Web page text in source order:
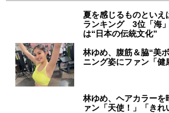
夏を感じるものとい
ランキング 3位「海
は“日本の伝統文化”
林ゆめ、腹筋＆脇“美
ニング姿にファン「健
林ゆめ、ヘアカラー
ァン「天使！」「きれ